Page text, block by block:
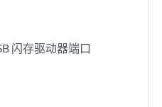
闪存驱动器端口